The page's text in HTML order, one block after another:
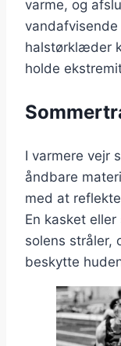
varme, og
vandafvisende
halstørklæder
holde
I varmere vejr
åndbare
med at
En kasket
solens stråler,
beskytte